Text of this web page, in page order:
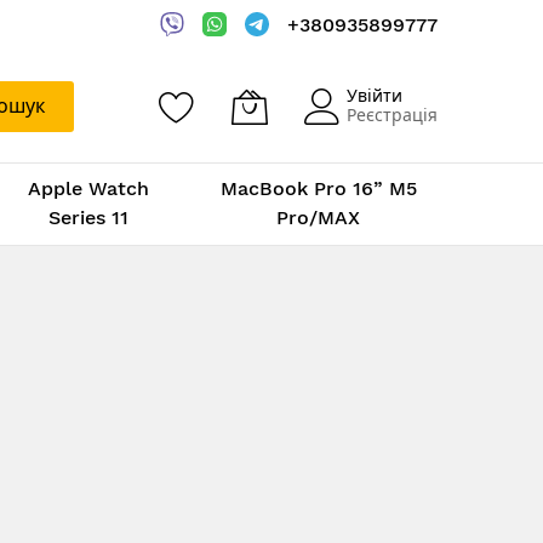
+380935899777
Увійти
Реєстрація
Apple Watch
Series 11
MacBook Pro 16” M5
Pro/MAX